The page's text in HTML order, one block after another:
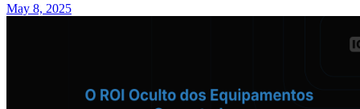
May 8, 2025